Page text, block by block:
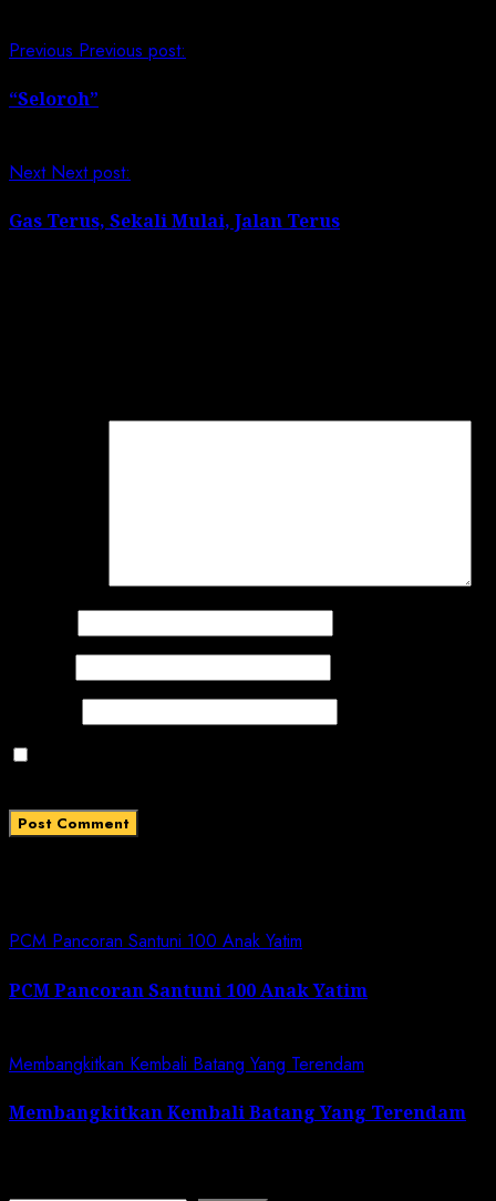
Previous Previous post:
“Seloroh”
Next Next post:
Gas Terus, Sekali Mulai, Jalan Terus
PCM Pancoran Santuni 100 Anak Yatim
PCM Pancoran Santuni 100 Anak Yatim
Membangkitkan Kembali Batang Yang Terendam
Membangkitkan Kembali Batang Yang Terendam